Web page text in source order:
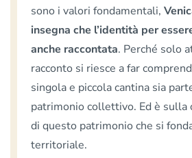
sono i valori fondamentali,
insegna che l’identità per
anche raccontata. Perché solo
racconto si riesce a far
singola e piccola cantina sia
patrimonio collettivo. Ed è sulla
di questo patrimonio che si
territoriale.